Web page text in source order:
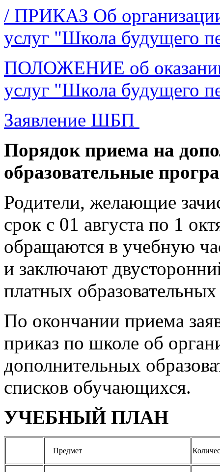
/ ПРИКАЗ Об
услуг "Школа будущего
ПОЛОЖЕНИЕ об оказании
услуг "Школа будущего
Заявление ШБП
Порядок приема на
образовательные
Родители, желающие
срок с 01 августа по 1
обращаются в учебную
и заключают
платных образовательных
По окончании приема
приказ по школе об
дополнительных
списков обучающихся.
УЧЕБНЫЙ ПЛАН
Предмет